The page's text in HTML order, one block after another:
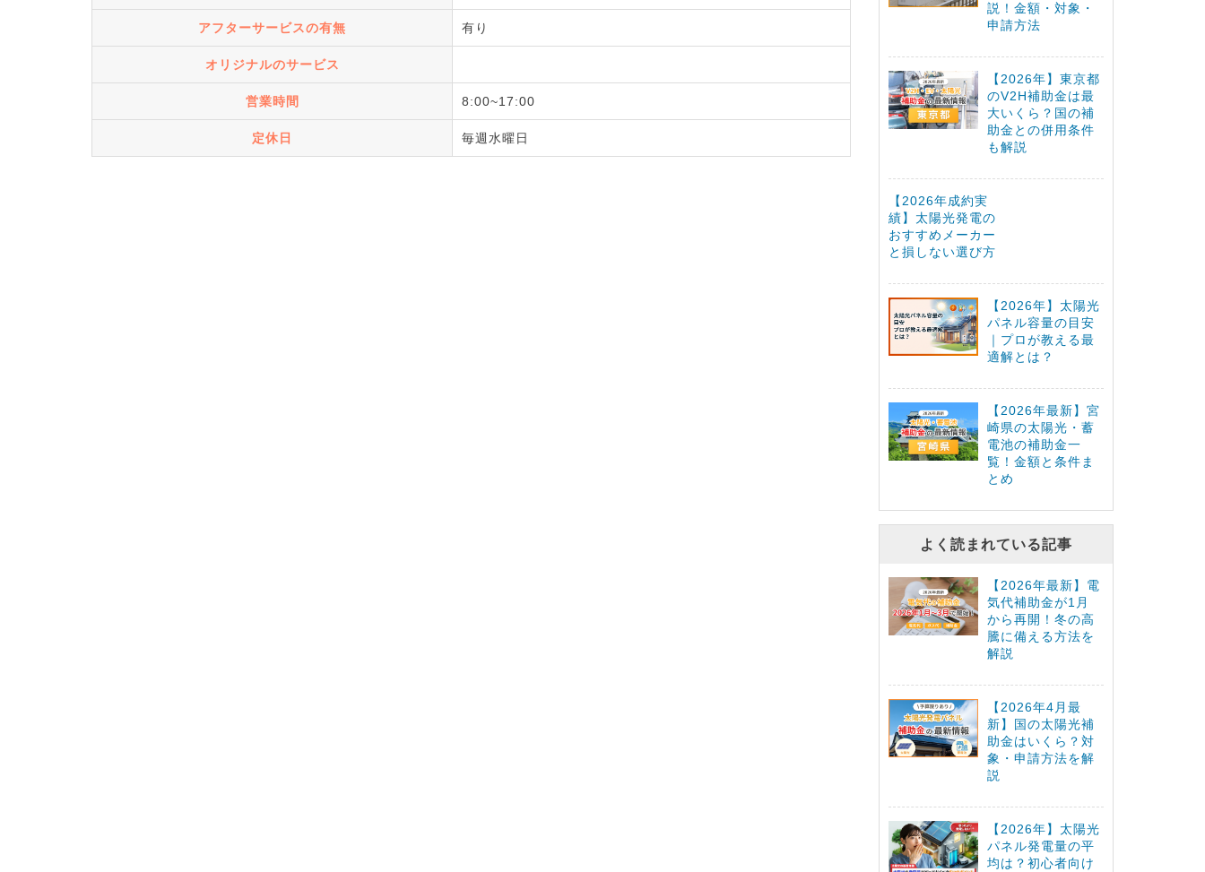
アフターサービスの有無 有り
オリジナルのサービス
営業時間 8:00~17:00
定休日 毎週水曜日
説！金額・対象・
申請方法
【2026年】東京都
のV2H補助金は最
大いくら？国の補
助金との併用条件
も解説
【2026年成約実
績】太陽光発電の
おすすめメーカー
と損しない選び方
【2026年】太陽光
パネル容量の目安
｜プロが教える最
適解とは？
【2026年最新】宮
崎県の太陽光・蓄
電池の補助金一
覧！金額と条件ま
とめ
よく読まれている記事
【2026年最新】電
気代補助金が1月
から再開！冬の高
騰に備える方法を
解説
【2026年4月最
新】国の太陽光補
助金はいくら？対
象・申請方法を解
説
【2026年】太陽光
パネル発電量の平
均は？初心者向け